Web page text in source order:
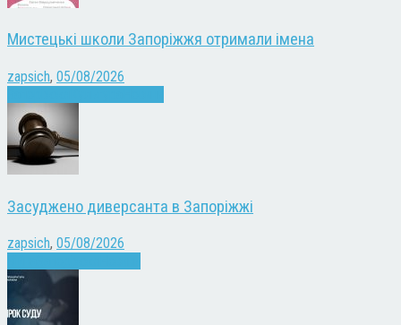
Мистецькі школи Запоріжжя отримали імена
zapsich, 05/08/2026
Засуджено диверсанта в Запоріжжі
zapsich, 05/08/2026